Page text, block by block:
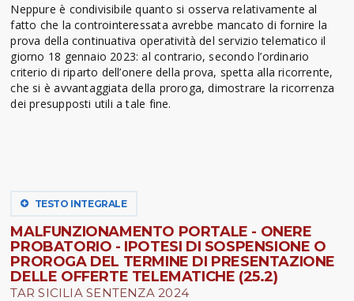
Neppure è condivisibile quanto si osserva relativamente al
fatto che la controinteressata avrebbe mancato di fornire la
prova della continuativa operatività del servizio telematico il
giorno 18 gennaio 2023: al contrario, secondo l’ordinario
criterio di riparto dell’onere della prova, spetta alla ricorrente,
che si è avvantaggiata della proroga, dimostrare la ricorrenza
dei presupposti utili a tale fine.
TESTO INTEGRALE
MALFUNZIONAMENTO PORTALE - ONERE
PROBATORIO - IPOTESI DI SOSPENSIONE O
PROROGA DEL TERMINE DI PRESENTAZIONE
DELLE OFFERTE TELEMATICHE (25.2)
TAR SICILIA SENTENZA 2024